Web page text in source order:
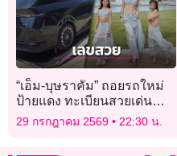
“เอ็ม-บุษราคัม” ถอยรถใหม่
ป้ายแดง ทะเบียนสวยเด่น
ดึงดูดคอหวยให้อวยพรรัวว่า
29 กรกฎาคม 2569 22:30 น.